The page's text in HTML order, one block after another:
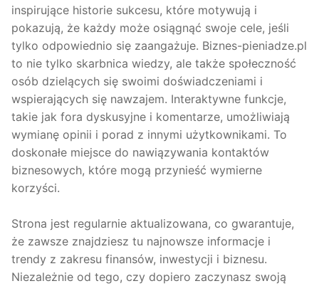
inspirujące historie sukcesu, które motywują i
pokazują, że każdy może osiągnąć swoje cele, jeśli
tylko odpowiednio się zaangażuje. Biznes-pieniadze.pl
to nie tylko skarbnica wiedzy, ale także społeczność
osób dzielących się swoimi doświadczeniami i
wspierających się nawzajem. Interaktywne funkcje,
takie jak fora dyskusyjne i komentarze, umożliwiają
wymianę opinii i porad z innymi użytkownikami. To
doskonałe miejsce do nawiązywania kontaktów
biznesowych, które mogą przynieść wymierne
korzyści.
Strona jest regularnie aktualizowana, co gwarantuje,
że zawsze znajdziesz tu najnowsze informacje i
trendy z zakresu finansów, inwestycji i biznesu.
Niezależnie od tego, czy dopiero zaczynasz swoją